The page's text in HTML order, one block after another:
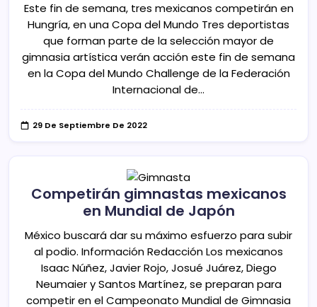
Este fin de semana, tres mexicanos competirán en
Hungría, en una Copa del Mundo Tres deportistas
que forman parte de la selección mayor de
gimnasia artística verán acción este fin de semana
en la Copa del Mundo Challenge de la Federación
Internacional de…
29 De Septiembre De 2022
Competirán gimnastas mexicanos
en Mundial de Japón
México buscará dar su máximo esfuerzo para subir
al podio. Información Redacción Los mexicanos
Isaac Núñez, Javier Rojo, Josué Juárez, Diego
Neumaier y Santos Martínez, se preparan para
competir en el Campeonato Mundial de Gimnasia